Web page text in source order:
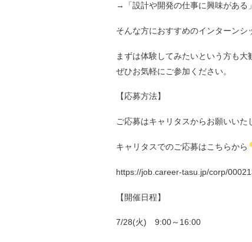
→「設計や開発の仕事に興味がある
そんな方におすすめのインターンシ
まずは体験してみたいという方も大
ぜひお気軽にご参加ください。
【応募方法】
ご応募はキャリタスからお願いいた
キャリタスでのご応募はこちらから
https://job.career-tasu.jp/corp/
【開催日程】
7/28(火) 9:00～16:00